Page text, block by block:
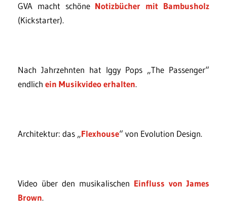
GVA macht schöne Notizbücher mit Bambusholz
(Kickstarter).
Nach Jahrzehnten hat Iggy Pops „The Passenger“
endlich ein Musikvideo erhalten.
Architektur: das „Flexhouse“ von Evolution Design.
Video über den musikalischen Einfluss von James
Brown.